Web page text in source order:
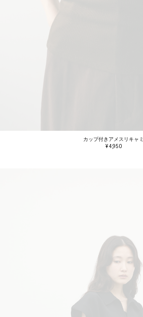
カップ付きアメスリキャミ
¥ 4,950